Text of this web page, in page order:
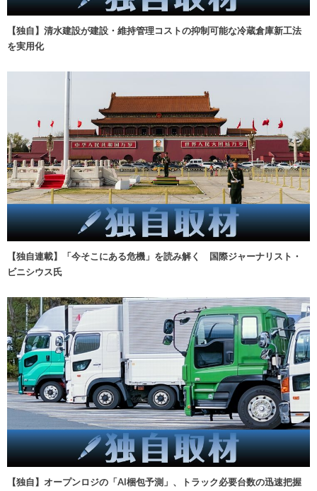
【独自】清水建設が建設・維持管理コストの抑制可能な冷蔵倉庫新工法
を実用化
【独自連載】「今そこにある危機」を読み解く 国際ジャーナリスト・
ビニシウス氏
【独自】オープンロジの「AI梱包予測」、トラック必要台数の迅速把握